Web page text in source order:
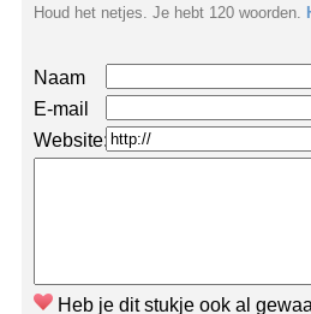
Houd het netjes. Je hebt 120 woorden.
Naam
E-mail
Website:
Heb je dit stukje ook al